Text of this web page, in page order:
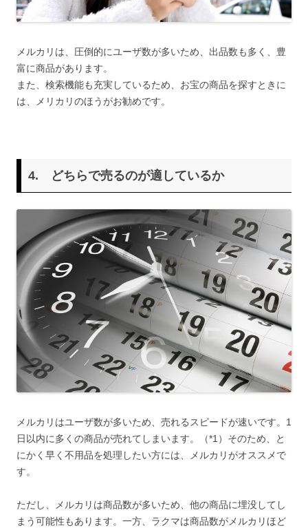
メルカリは、圧倒的にユーザ数が多いため、出品数も多く、豊
富に商品があります。
また、検索機能も充実しているため、お宝の商品を探すときに
は、メリカリのほうがお勧めです。
4. どちらで売るのが適しているか
メルカリはユーザ数が多いため、売れるスピードが速いです。1
日以内に多くの商品が売れてしまいます。（*1）そのため、と
にかく早く不用品を処理したい方には、メルカリがオススメで
す。
ただし、メルカリは商品数が多いため、他の商品に埋没してし
まう可能性もあります。一方、ラクマは商品数がメルカリほど